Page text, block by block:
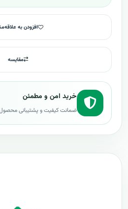
افزودن به
مقایسه
خرید امن و مطمئن
ضمانت کیفیت و پشتیبانی